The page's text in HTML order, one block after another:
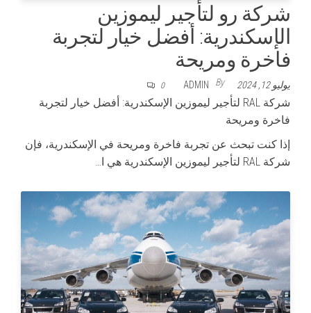
شركة رو لتأجير ليموزين
الإسكندرية: أفضل خيار لتجربة
فاخرة ومريحة
يوليو 12, 2024 By
ADMIN
0
شركة RAL لتأجير ليموزين الإسكندرية: أفضل خيار لتجربة
فاخرة ومريحة
إذا كنت تبحث عن تجربة فاخرة ومريحة في الإسكندرية، فإن
شركة RAL لتأجير ليموزين الإسكندرية هي ا…